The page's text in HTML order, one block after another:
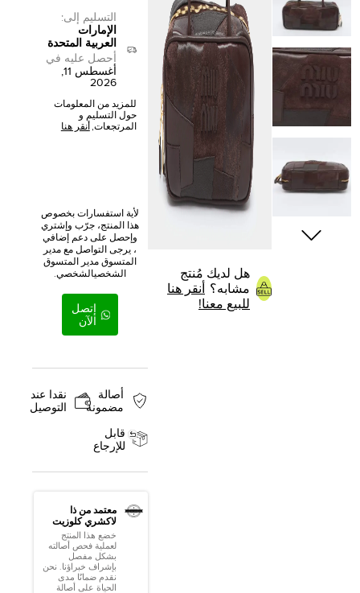
هل لديك مُنتج
مشابه؟
أنقر هنا
للبيع معنا!
التسليم إلى:
الإمارات
العربية المتحدة
أحصل عليه في
أغسطس 11,
2026
للمزيد من المعلومات
حول التسليم و
المرتجعات, أنقر هنا
لأية استفسارات بخصوص
هذا المنتج، جرّب وإشتري
وإحصل على دعم إضافي
، يرجى التواصل مع مدير
المتسوق مدير المتسوق
الشخصيالشخصي.
إتصل
الآن
أصالة
مضمونة
نقدا عند
التوصيل
قابل
للإرجاع
معتمد من ذا
لاكشري كلوزيت
خضع هذا المنتج
لعملية فحص أصالته
بشكل مفصل
بإشراف خبراؤنا. نحن
نقدم ضمانًا مدى
الحياة على أصالة